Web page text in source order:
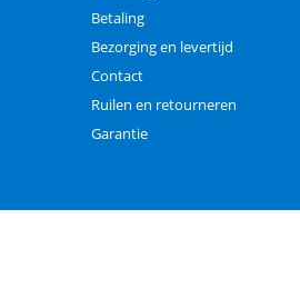
Betaling
Bezorging en levertijd
Contact
Ruilen en retourneren
Garantie